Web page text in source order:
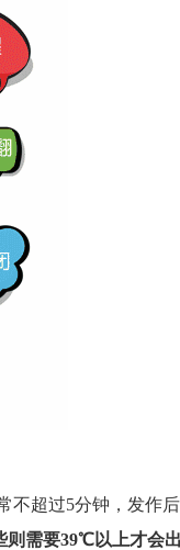
不超过5分钟，发作
需要39℃以上才会出